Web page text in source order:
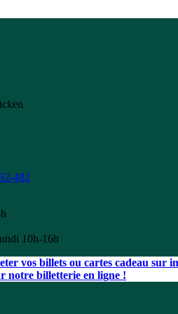
482
10h-16h
vos billets ou cartes cadeau sur
notre billetterie en ligne !